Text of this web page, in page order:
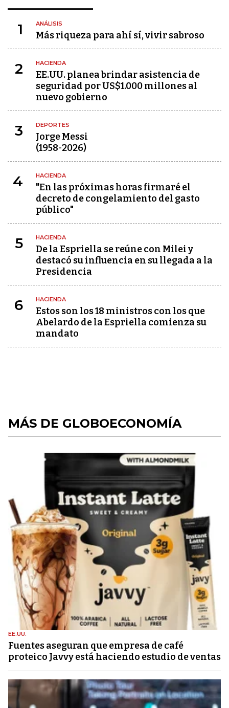
1 ANÁLISIS
Más riqueza para ahí sí, vivir sabroso
2 HACIENDA
EE.UU. planea brindar asistencia de
seguridad por US$1.000 millones al
nuevo gobierno
3 DEPORTES
Jorge Messi
(1958-2026)
4 HACIENDA
"En las próximas horas firmaré el
decreto de congelamiento del gasto
público"
5 HACIENDA
De la Espriella se reúne con Milei y
destacó su influencia en su llegada a la
Presidencia
6 HACIENDA
Estos son los 18 ministros con los que
Abelardo de la Espriella comienza su
mandato
MÁS DE GLOBOECONOMÍA
EE.UU.
Fuentes aseguran que empresa de café
proteico Javvy está haciendo estudio de ventas